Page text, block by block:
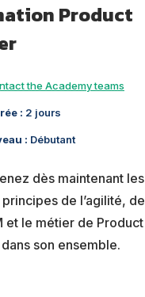
Product
the Academy teams
: 2 jours
: Débutant
dès maintenant les
de l’agilité, de
et le métier de Product
son ensemble.